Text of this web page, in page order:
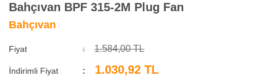
Bahçıvan BPF 315-2M Plug Fan
Bahçıvan
Fiyat 1.584,00 TL
İndirimli Fiyat 1.030,92 TL